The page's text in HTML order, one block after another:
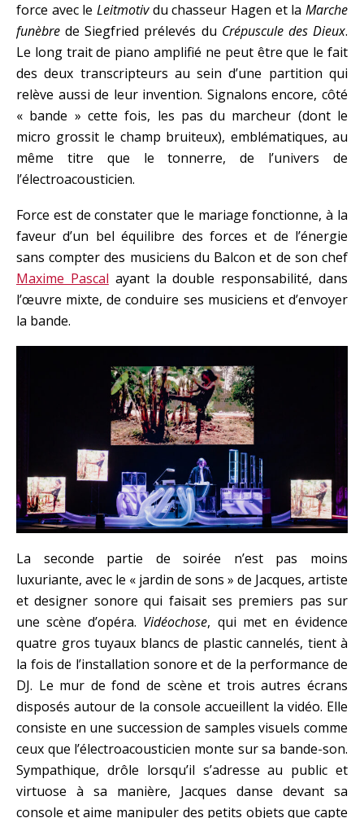
force avec le Leitmotivdu chasseur Hagen et la Marche
funèbre de Siegfried prélevés du Crépuscule des Dieux.
Le long trait de piano amplifié ne peut être que le fait
des deux transcripteurs au sein d’une partition qui
relève aussi de leur invention. Signalons encore, côté
« bande » cette fois, les pas du marcheur (dont le
micro grossit le champ bruiteux), emblématiques, au
même titre que le tonnerre, de l’univers de
l’électroacousticien.
Force est de constater que le mariage fonctionne, à la
faveur d’un bel équilibre des forces et de l’énergie
sans compter des musiciens du Balcon et de son chef
Maxime Pascal ayant la double responsabilité, dans
l’œuvre mixte, de conduire ses musiciens et d’envoyer
la bande.
La seconde partie de soirée n’est pas moins
luxuriante, avec le « jardin de sons » de Jacques, artiste
et designer sonore qui faisait ses premiers pas sur
une scène d’opéra. Vidéochose, qui met en évidence
quatre gros tuyaux blancs de plastic cannelés, tient à
la fois de l’installation sonore et de la performance de
DJ. Le mur de fond de scène et trois autres écrans
disposés autour de la console accueillent la vidéo. Elle
consiste en une succession de samples visuels comme
ceux que l’électroacousticien monte sur sa bande-son.
Sympathique, drôle lorsqu’il s’adresse au public et
virtuose à sa manière, Jacques danse devant sa
console et aime manipuler des petits objets que capte